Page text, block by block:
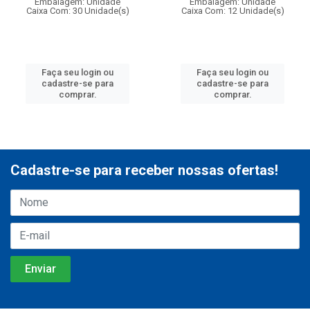
Caixa Com: 30 Unidade(s)
Faça seu login ou
cadastre-se para
comprar.
Caixa Com: 12 Unidade(s)
Faça seu login ou
cadastre-se para
comprar.
Cadastre-se para receber nossas ofertas!